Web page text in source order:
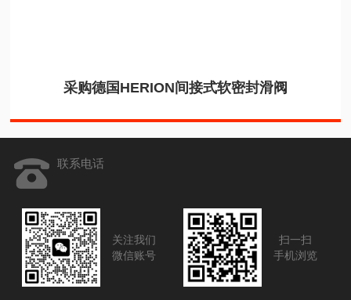
采购德国HERION间接式软密封滑阀
联系电话
关注我们
微信账号
扫一扫
手机浏览